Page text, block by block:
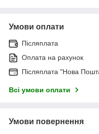
Умови оплати
Післяплата
Оплата на рахунок
Післяплата "Нова
Всі умови оплати
Умови повернення